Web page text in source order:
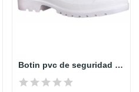
Botin pvc de seguridad resistente al aceite...